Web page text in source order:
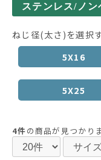
ステンレス/ノン
ねじ径(太さ)を選択
5X16
5X25
4件の商品が見つかり